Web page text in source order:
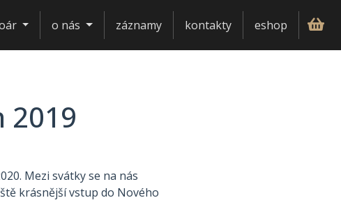
o nás záznamy kontakty eshop
2019
Mezi svátky se na nás
krásnější vstup do Nového